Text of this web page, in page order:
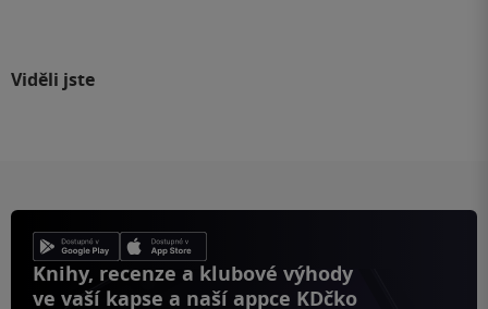
Viděli jste
Knihy, recenze a klubové výhody
ve vaší kapse a naší appce KDčko